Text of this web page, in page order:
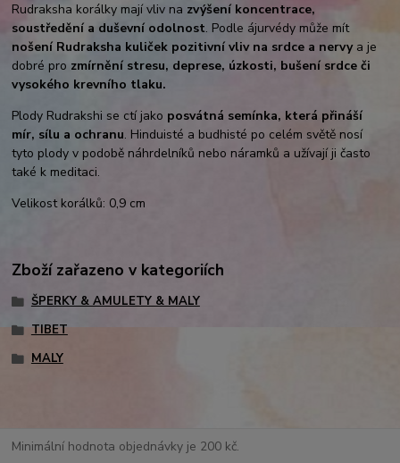
Rudraksha korálky mají vliv na zvýšení koncentrace,
soustředění a duševní odolnost. Podle ájurvédy může mít
nošení Rudraksha kuliček pozitivní vliv na srdce a nervya je
dobré pro zmírnění stresu, deprese, úzkosti, bušení srdce či
vysokého krevního tlaku.
Plody Rudrakshi se ctí jako posvátná semínka, která přináší
mír, sílu a ochranu. Hinduisté a budhisté po celém světě nosí
tyto plody v podobě náhrdelníků nebo náramků a užívají ji často
také k meditaci.
Velikost korálků: 0,9 cm
Zboží zařazeno v kategoriích
ŠPERKY & AMULETY & MALY
TIBET
MALY
Minimální hodnota objednávky je 200 kč.